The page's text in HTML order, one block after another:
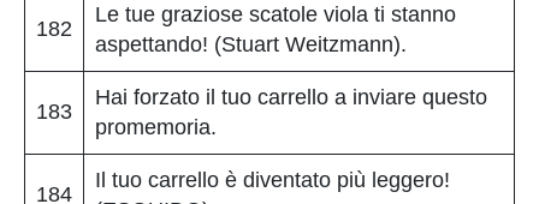
182
Le tue graziose scatole viola ti stanno
aspettando! (Stuart Weitzmann).
183
Hai forzato il tuo carrello a inviare questo
promemoria.
184
Il tuo carrello è diventato più leggero!